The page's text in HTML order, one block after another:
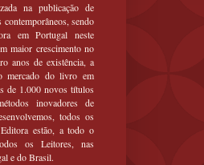
na publicação de
sendo
em Portugal neste
maior crescimento no
anos de existência, a
mercado do livro em
de 1.000 novos títulos
inovadores de
todos os
estão, a todo o
os Leitores, nas
e do Brasil.